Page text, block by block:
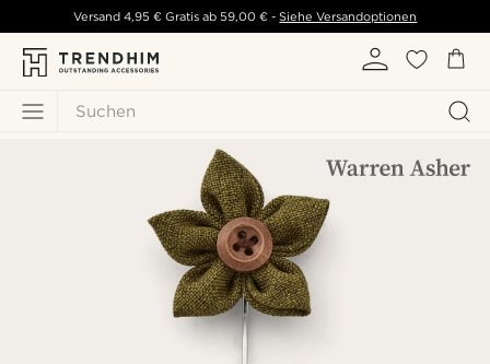
Suchen
Versand 4,95 € Gratis ab 59,00 € - Siehe Versandoptionen